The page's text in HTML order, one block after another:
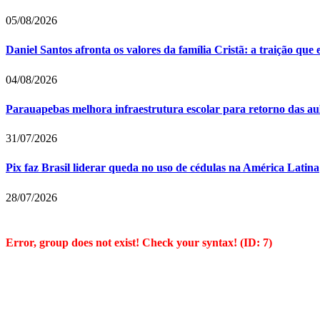
05/08/2026
Daniel Santos afronta os valores da família Cristã: a traição que
04/08/2026
Parauapebas melhora infraestrutura escolar para retorno das
31/07/2026
Pix faz Brasil liderar queda no uso de cédulas na América Latina
28/07/2026
Error, group does not exist! Check your syntax! (ID: 7)